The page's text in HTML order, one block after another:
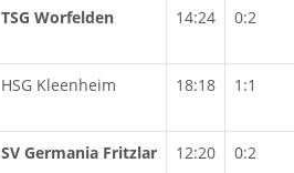
TSG Worfelden 14:24 0:2
HSG Kleenheim 18:18 1:1
SV Germania Fritzlar 12:20 0:2